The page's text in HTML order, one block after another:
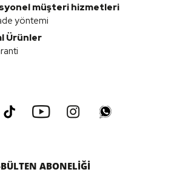
müşteri hizmetleri
yöntemi
Ürünler
BÜLTEN ABONELİĞİ